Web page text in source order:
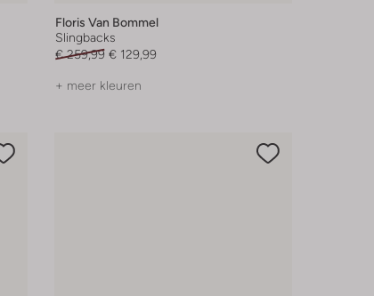
Floris Van Bommel
Slingbacks
€ 259,99 € 129,99
+ meer kleuren